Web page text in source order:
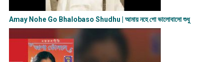
Amay Nohe Go Bhalobaso Shudhu | আমায় নহে গো ভালোবাসো শুধু